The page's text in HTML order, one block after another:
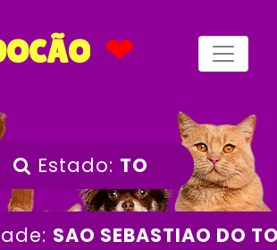
❤
Estado: TO
SAO SEBASTIAO DO